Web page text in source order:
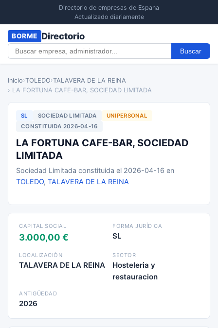
Directorio de empresas de Espana
Actualizado diariamente
BORME Directorio
Buscar
Inicio›TOLEDO›TALAVERA DE LA REINA
› LA FORTUNA CAFE-BAR, SOCIEDAD LIMITADA
SL SOCIEDAD LIMITADA
UNIPERSONAL
CONSTITUIDA 2026-04-16
LA FORTUNA CAFE-BAR, SOCIEDAD
LIMITADA
Sociedad Limitada constituida el 2026-04-16 en
TOLEDO, TALAVERA DE LA REINA
CAPITAL SOCIAL
3.000,00 €
FORMA JURÍDICA
SL
LOCALIZACIÓN
TALAVERA DE LA REINA
SECTOR
Hosteleria y
restauracion
ANTIGÜEDAD
2026